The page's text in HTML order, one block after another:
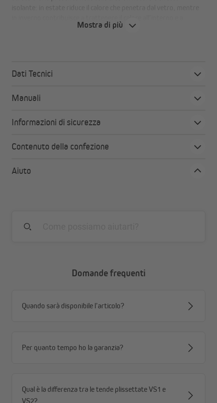
proteggere dal freddo.
Regolazione termica con struttura a celle
l'isolante naturale, trattenendo il calore in inverno e
Binari superiore e inferiore in alluminio di alta
Garantiscono maggiore stabilità rispetto alle comuni
verso l’alto o verso il basso senza scatti, fermandola
Montaggio senza fori
Installazione rapida con supporti a morsetto, adatti a
La manutenzione è semplice: basta un panno asciutto
Mostra di più
Dati Tecnici
Manuali
Informazioni di sicurezza
Contenuto della confezione
Aiuto
Domande frequenti
Quando sarà disponibile l’articolo?
Per quanto tempo ho la garanzia?
Qual è la differenza tra le tende plissettate VS1 e
VS2?